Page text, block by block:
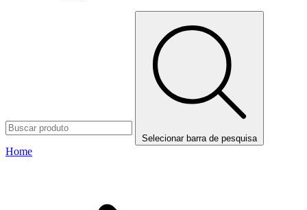
Selecionar barra de pesquisa
Home